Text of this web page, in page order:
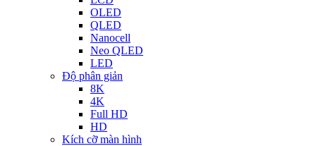
OLED
QLED
Nanocell
Neo QLED
LED
Độ phân giản
8K
4K
Full HD
HD
Kích cỡ màn hình